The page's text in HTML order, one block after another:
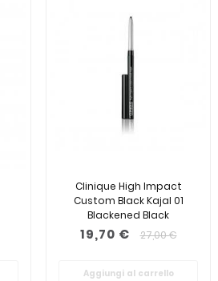
Clinique High Impact
Custom Black Kajal 01
Blackened Black
19,70 € 27,00 €
Aggiungi al carrello